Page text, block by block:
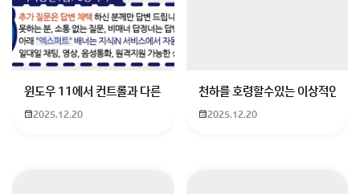
예.
비자로 입국한 다음 일시출국한 거 아니잖아요.
회원가입 혹은 광고 [X]를 누르면 내용이 보입니다
윈도우 11에서 컨트롤과 다른 키가 같이 안눌림 게임을 하는 중에 컨트
2025.12.20
천하를 호령할수있는 이상적인 몸
2025.12.20